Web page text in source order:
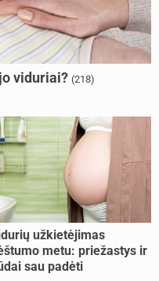
viduriai? (218)
užkietėjimas
metu: priežastys ir
sau padėti